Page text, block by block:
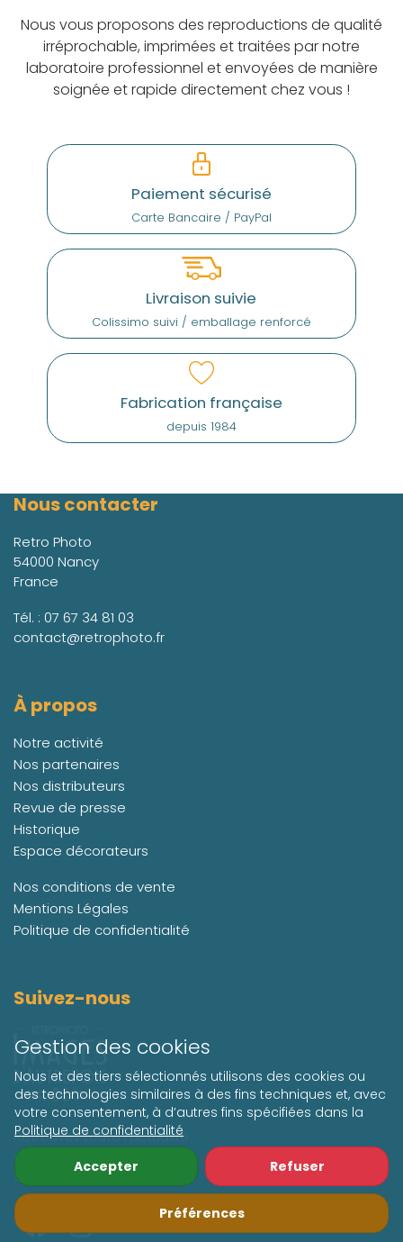
Gestion des cookies
Nous et des tiers sélectionnés utilisons des cookies ou
des technologies similaires à des fins techniques et, avec
votre consentement, à d’autres fins spécifiées dans la
Politique de confidentialité
Accepter
Refuser
Préférences
Nous vous proposons des reproductions de qualité
irréprochable, imprimées et traitées par notre
laboratoire professionnel et envoyées de manière
soignée et rapide directement chez vous !
Paiement sécurisé
Carte Bancaire / PayPal
Livraison suivie
Colissimo suivi / emballage renforcé
Fabrication française
depuis 1984
Nous contacter
Retro Photo
54000 Nancy
France
Tél. : 07 67 34 81 03
contact@retrophoto.fr
À propos
Notre activité
Nos partenaires
Nos distributeurs
Revue de presse
Historique
Espace décorateurs
Nos conditions de vente
Mentions Légales
Politique de confidentialité
Suivez-nous
Retrouvez toute l'actualité
de Retro Photo
sur les réseaux sociaux.